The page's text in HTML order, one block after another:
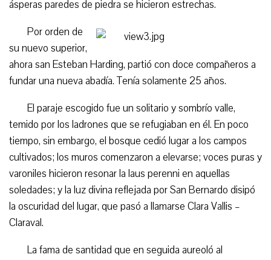
ásperas paredes de piedra se hicieron estrechas.
Por orden de
su nuevo superior,
ahora san Esteban Harding, partió con doce compañeros a
fundar una nueva abadía. Tenía solamente 25 años.
El paraje escogido fue un solitario y sombrío valle,
temido por los ladrones que se refugiaban en él. En poco
tiempo, sin embargo, el bosque cedió lugar a los campos
cultivados; los muros comenzaron a elevarse; voces puras y
varoniles hicieron resonar la laus perenni en aquellas
soledades; y la luz divina reflejada por San Bernardo disipó
la oscuridad del lugar, que pasó a llamarse Clara Vallis –
Claraval.
La fama de santidad que en seguida aureoló al